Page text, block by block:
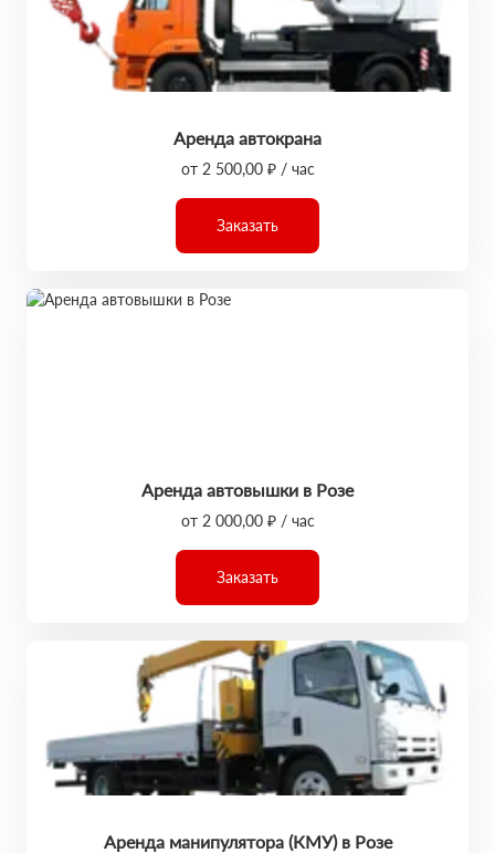
Аренда автокрана
от 2 500,00 ₽ / час
Заказать
Аренда автовышки в Розе
от 2 000,00 ₽ / час
Заказать
Аренда манипулятора (КМУ) в Розе